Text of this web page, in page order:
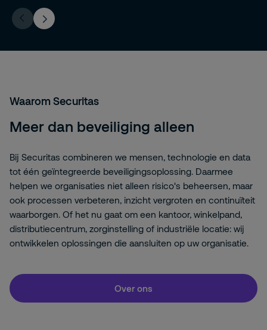
Waarom Securitas
Meer dan beveiliging alleen
Bij Securitas combineren we mensen, technologie en data
tot één geïntegreerde beveiligingsoplossing. Daarmee
helpen we organisaties niet alleen risico's beheersen, maar
ook processen verbeteren, inzicht vergroten en continuïteit
waarborgen. Of het nu gaat om een kantoor, winkelpand,
distributiecentrum, zorginstelling of industriële locatie: wij
ontwikkelen oplossingen die aansluiten op uw organisatie.
Over ons